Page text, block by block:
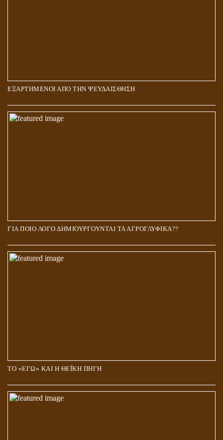
ΕΞΑΡΤΗΜΕΝΟΙ ΑΠΟ ΤΗΝ ΨΕΥΔΑΙΣΘΗΣΗ
ΓΙΑ ΠΟΙΟ ΛΟΓΟ ΔΗΜΙΟΥΡΓΟΥΝΤΑΙ ΤΑ ΑΓΡΟΓΛΥΦΙΚΑ??
ΤΟ «ΕΓΩ» ΚΑΙ Η ΘΕΪΚΗ ΠΗΓΗ